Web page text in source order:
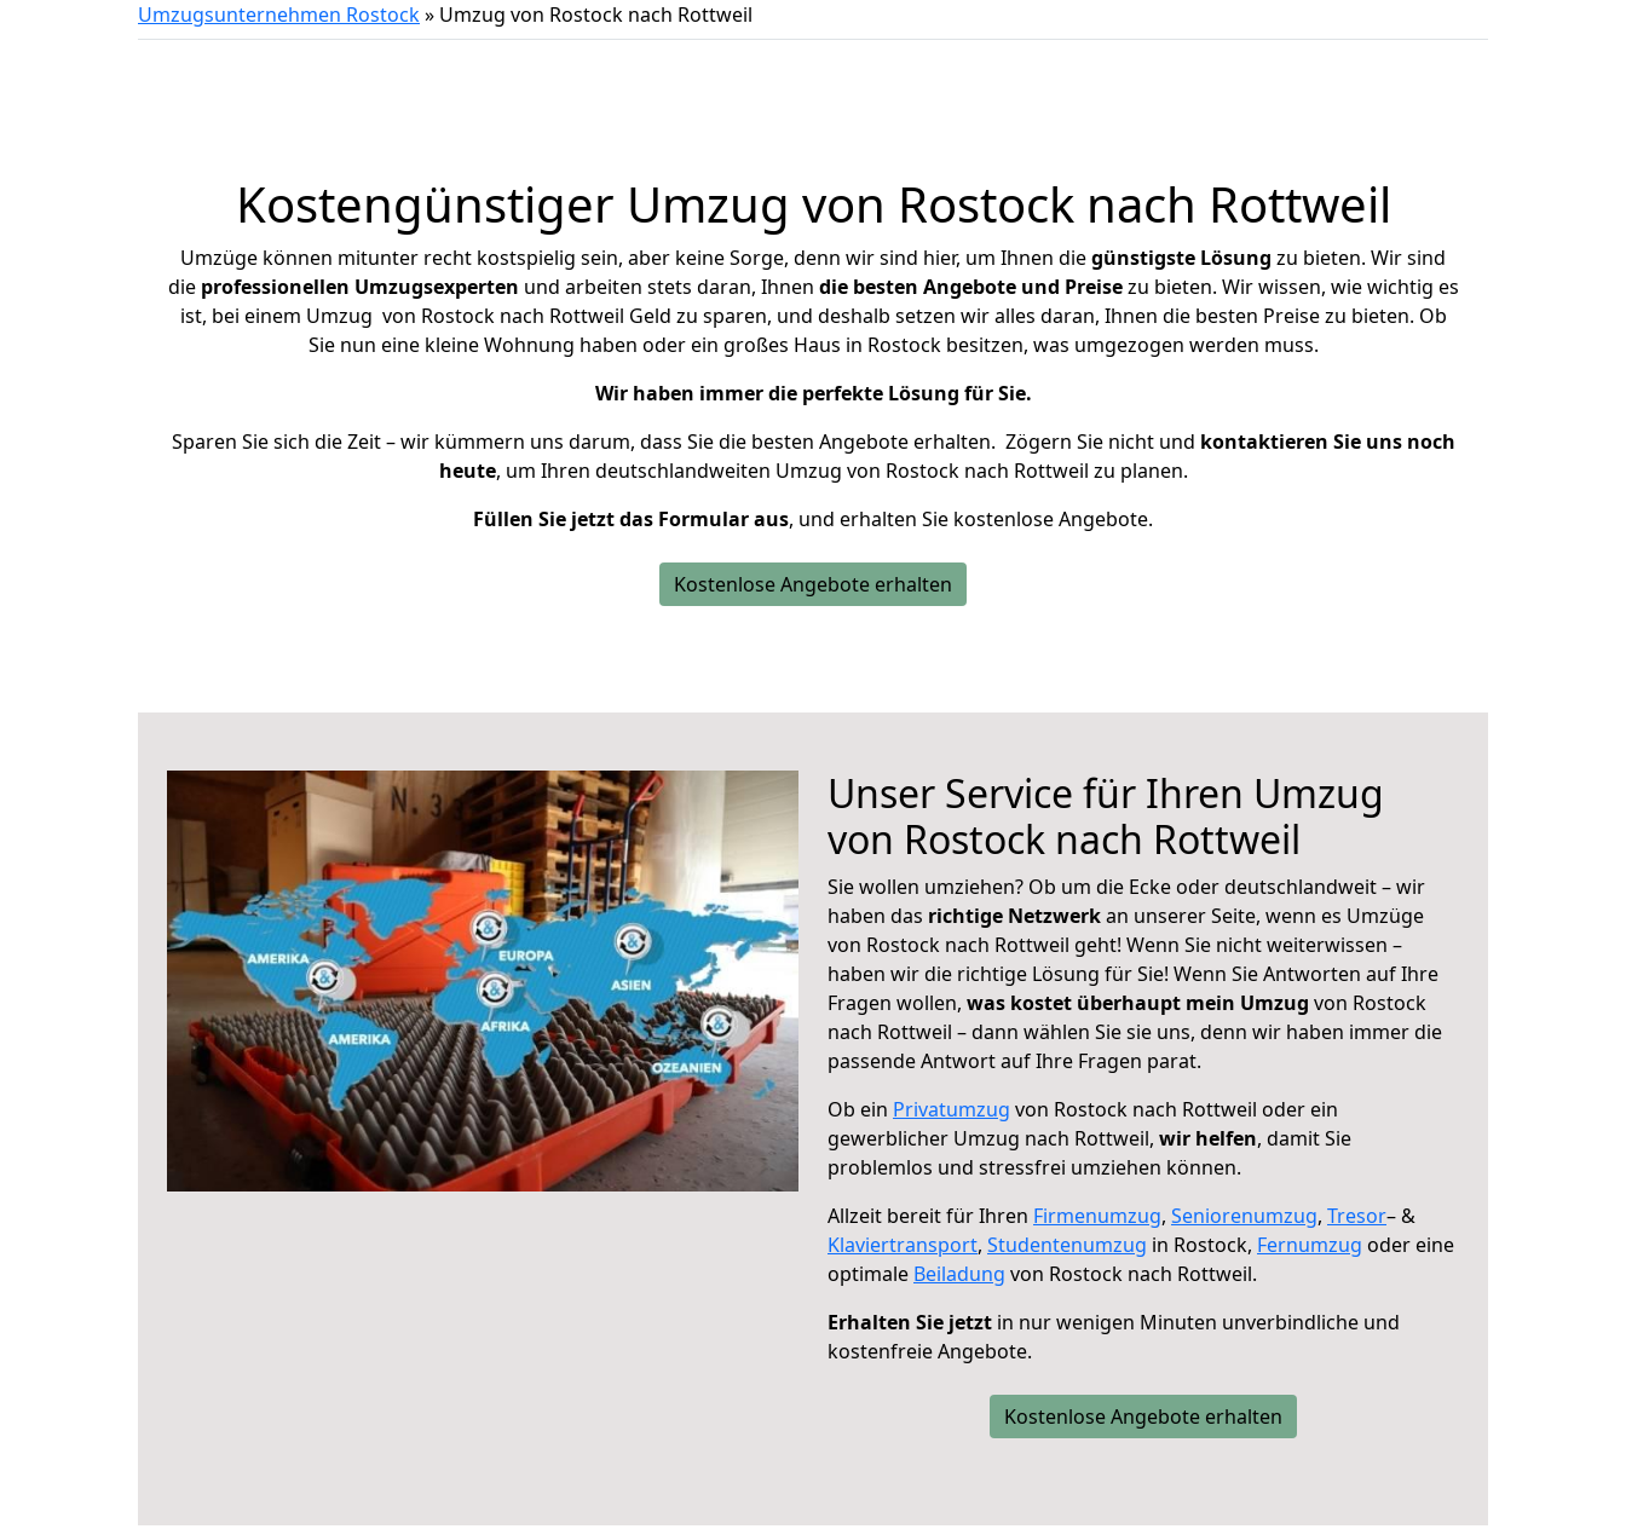
Umzugsunternehmen Rostock» Umzug von Rostock nach Rottweil
Kostengünstiger Umzug von Rostock nach Rottweil
Umzüge können mitunter recht kostspielig sein, aber keine Sorge, denn wir sind hier, um Ihnen diegünstigste Lösung zu bieten. Wir sind
die professionellen Umzugsexperten und arbeiten stets daran, Ihnen die besten Angebote und Preisezu bieten. Wir wissen, wie wichtig es
ist, bei einem Umzug von Rostock nach Rottweil Geld zu sparen, und deshalb setzen wir alles daran, Ihnen die besten Preise zu bieten. Ob
Sie nun eine kleine Wohnung haben oder ein großes Haus in Rostock besitzen, was umgezogen werden muss.
Wir haben immer die perfekte Lösung für Sie.
Sparen Sie sich die Zeit – wir kümmern uns darum, dass Sie die besten Angebote erhalten. Zögern Sie nicht und kontaktieren Sie uns noch
heute, um Ihren deutschlandweiten Umzug von Rostock nach Rottweil zu planen.
Füllen Sie jetzt das Formular aus, und erhalten Sie kostenlose Angebote.
Kostenlose Angebote erhalten
Unser Service für Ihren Umzug
von Rostock nach Rottweil
Sie wollen umziehen? Ob um die Ecke oder deutschlandweit – wir
haben das richtige Netzwerkan unserer Seite, wenn es Umzüge
von Rostock nach Rottweil geht! Wenn Sie nicht weiterwissen –
haben wir die richtige Lösung für Sie! Wenn Sie Antworten auf Ihre
Fragen wollen, was kostet überhaupt mein Umzug von Rostock
nach Rottweil – dann wählen Sie sie uns, denn wir haben immer die
passende Antwort auf Ihre Fragen parat.
Ob ein Privatumzug von Rostock nach Rottweil oder ein
gewerblicher Umzug nach Rottweil, wir helfen, damit Sie
problemlos und stressfrei umziehen können.
Allzeit bereit für Ihren Firmenumzug, Seniorenumzug, Tresor– &
Klaviertransport, Studentenumzug in Rostock, Fernumzug oder eine
optimale Beiladung von Rostock nach Rottweil.
Erhalten Sie jetzt in nur wenigen Minuten unverbindliche und
kostenfreie Angebote.
Kostenlose Angebote erhalten